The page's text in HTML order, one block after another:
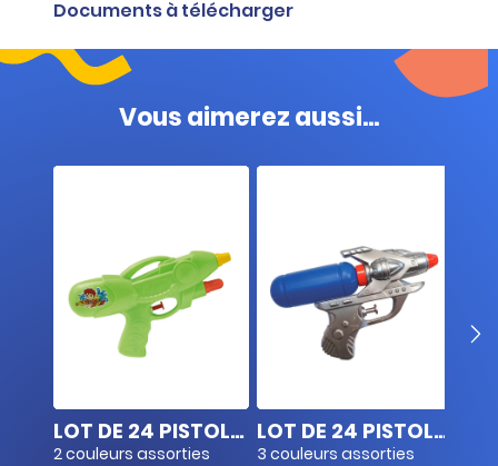
Documents à télécharger
Fiche produit
Vous aimerez aussi...
LOT DE 24 PISTOLETS À EAU 23 CM
2 couleurs assorties
LOT DE 24 PISTOLETS À EAU 17,5 CM
3 couleurs assorties